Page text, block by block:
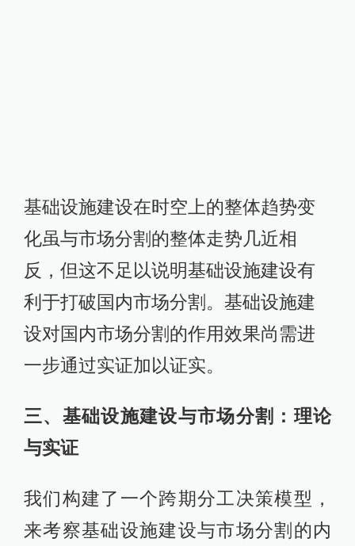
我们构建了一个跨期分工决策模型，
来考察基础设施建设与市场分割的内
在逻辑关系。基于该模型可看出，基
础设施建设与市场分割之间呈现出非
线性关系，可见其作用机理具有一定
如何，运输条件、产品的相对价格、
基础设施建设等均是影响市场分割程
度的重要因素。从作用机理来看，一
方面，基础设施建设来源于税收收